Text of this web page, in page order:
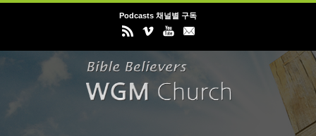
Podcasts 채널별 구독